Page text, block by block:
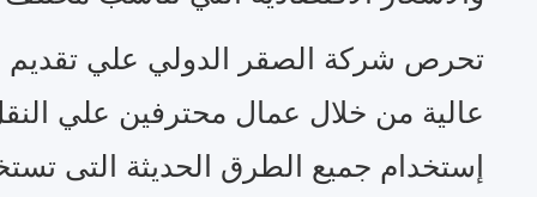
تحرص شركة الصقر الدولي علي
عالية من خلال عمال محترفين علي
إستخدام جميع الطرق الحديثة التى